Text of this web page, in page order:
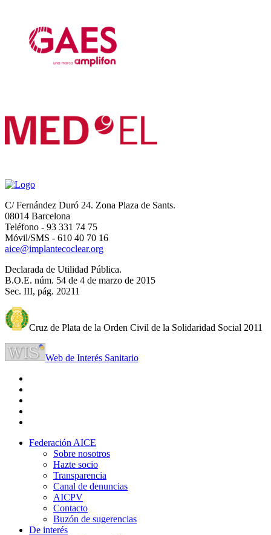
C/ Fernández Duró 24. Zona Plaza de Sants.
08014 Barcelona
Teléfono - 93 331 74 75
Móvil/SMS - 610 40 70 16
aice@implantecoclear.org
Declarada de Utilidad Pública.
B.O.E. núm. 54 de 4 de marzo de 2015
Sec. III, pág. 20211
Cruz de Plata de la Orden Civil de la Solidaridad Social 2011
Web de Interés Sanitario
Federación AICE
Sobre nosotros
Hazte socio
Transparencia
Canal de denuncias
AICPV
Contacto
Buzón de sugerencias
De interés